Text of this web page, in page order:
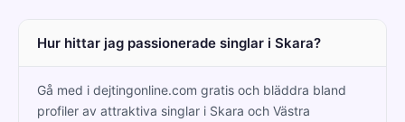
Hur hittar jag passionerade singlar i Skara?
Gå med i dejtingonline.com gratis och bläddra bland
profiler av attraktiva singlar i Skara och Västra